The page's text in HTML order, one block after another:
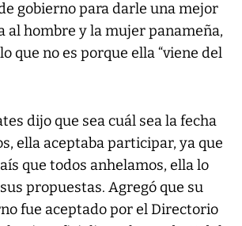
gobierno para darle una mejor
al hombre y la mujer panameña,
que no es porque ella “viene del
dijo que sea cuál sea la fecha
ella aceptaba participar, ya que
que todos anhelamos, ella lo
propuestas. Agregó que su
fue aceptado por el Directorio